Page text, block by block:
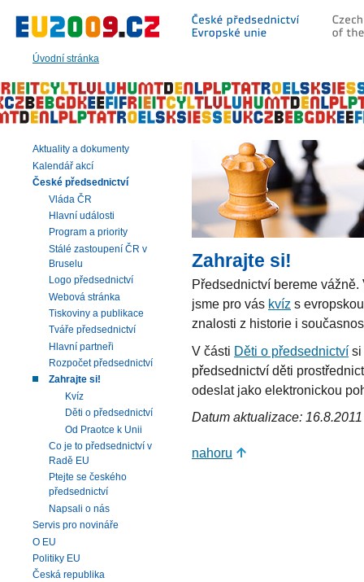
Úvodní stránka
hlavní
|
navigaci
|
vyhledávání
Zahrajte si!
Předsednictví bereme
jsme pro vás kvíz s
znalosti z historie i
V části Děti o předsednictvísi
předsednictví děti
odeslat jako elektronickou
Datum aktualizace:
nahoru
Aktuality a dokumenty
Kalendář akcí
České předsednictví
Vláda ČR
Hlavní události
Program a priority
Stálé zastoupení ČR v
Bruselu
Logo předsednictví
Webová stránka
Tiskoviny a publikace
Tváře předsednictví
Hlavní partneři
Rozpočet předsednictví
Zahrajte si!
Kvíz
Děti o předsednictví
Od Praotce k Unii
Co je to předsednictví v
Radě EU
Ptejte se českého
předsednictví
Napsali o nás
Servis pro novináře
O EU
Politiky EU
Česká republika